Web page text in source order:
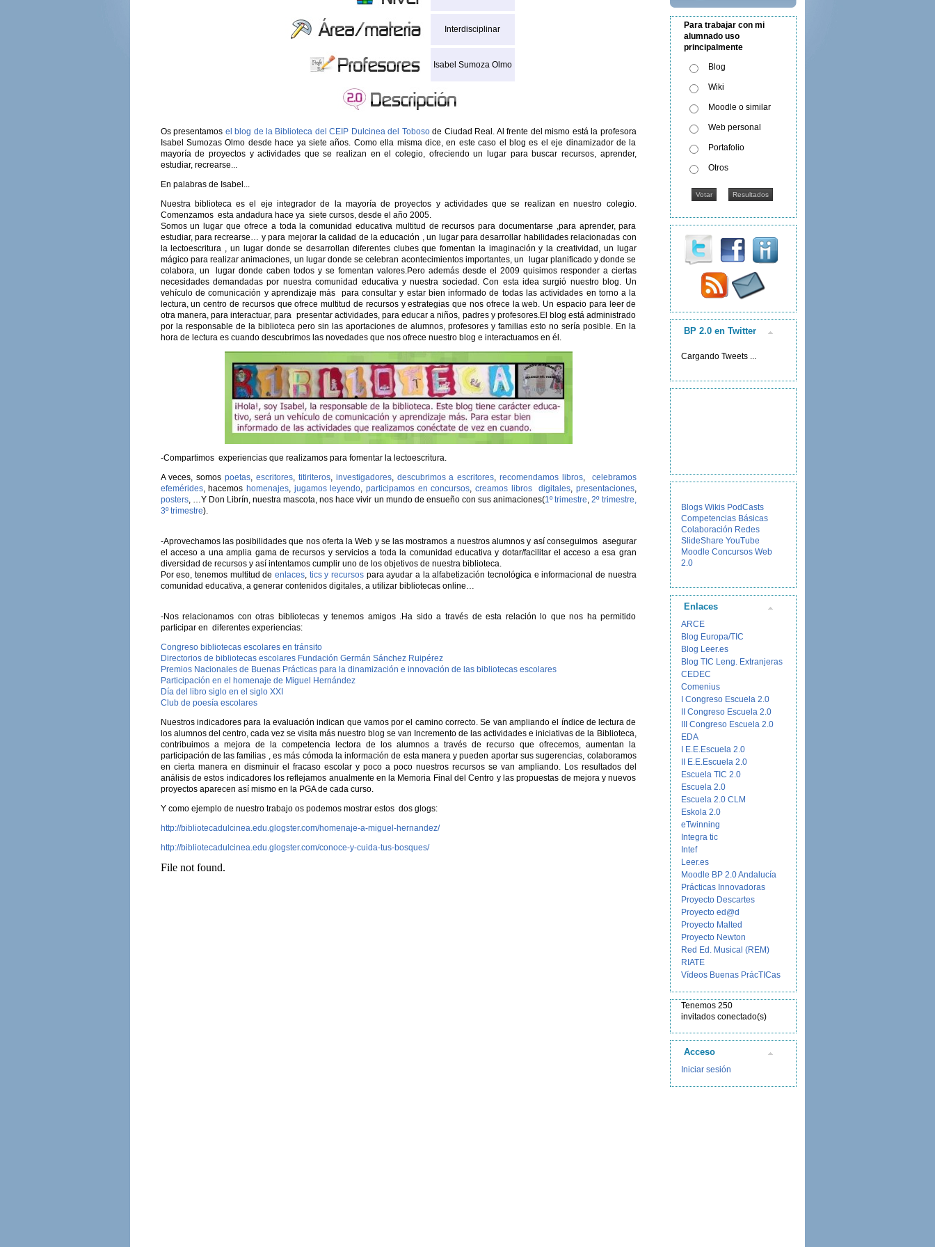
Interdisciplinar
Isabel Sumoza Olmo
Os presentamos el blog de la Biblioteca del CEIP Dulcinea del Tobosode Ciudad Real. Al frente del mismo está la profesora
Isabel Sumozas Olmo desde hace ya siete años. Como ella misma dice, en este caso el blog es el eje dinamizador de la
mayoría de proyectos y actividades que se realizan en el colegio, ofreciendo un lugar para buscar recursos, aprender,
estudiar, recrearse...
En palabras de Isabel...
Nuestra biblioteca es el eje integrador de la mayoría de proyectos y actividades que se realizan en nuestro colegio.
Comenzamos esta andadura hace ya siete cursos, desde el año 2005.
Somos un lugar que ofrece a toda la comunidad educativa multitud de recursos para documentarse ,para aprender, para
estudiar, para recrearse… y para mejorar la calidad de la educación , un lugar para desarrollar habilidades relacionadas con
la lectoescritura , un lugar donde se desarrollan diferentes clubes que fomentan la imaginación y la creatividad, un lugar
mágico para realizar animaciones, un lugar donde se celebran acontecimientos importantes, un lugar planificado y donde se
colabora, un lugar donde caben todos y se fomentan valores.Pero además desde el 2009 quisimos responder a ciertas
necesidades demandadas por nuestra comunidad educativa y nuestra sociedad. Con esta idea surgió nuestro blog. Un
vehículo de comunicación y aprendizaje más para consultar y estar bien informado de todas las actividades en torno a la
lectura, un centro de recursos que ofrece multitud de recursos y estrategias que nos ofrece la web. Un espacio para leer de
otra manera, para interactuar, para presentar actividades, para educar a niños, padres y profesores.El blog está administrado
por la responsable de la biblioteca pero sin las aportaciones de alumnos, profesores y familias esto no sería posible. En la
hora de lectura es cuando descubrimos las novedades que nos ofrece nuestro blog e interactuamos en él.
-Compartimos experiencias que realizamos para fomentar la lectoescritura.
A veces, somospoetas,escritores, titiriteros, investigadores, descubrimos a escritores,recomendamos libros, celebramos
efemérides, hacemos homenajes, jugamos leyendo, participamos en concursos, creamos libros digitales, presentaciones,
posters, …Y Don Librín, nuestra mascota, nos hace vivir un mundo de ensueño con sus animaciones(1º trimestre,2º trimestre,
3º trimestre).
-Aprovechamos las posibilidades que nos oferta la Web y se las mostramos a nuestros alumnos y así conseguimos asegurar
el acceso a una amplia gama de recursos y servicios a toda la comunidad educativa y dotar/facilitar el acceso a esa gran
diversidad de recursos y así intentamos cumplir uno de los objetivos de nuestra biblioteca.
Por eso, tenemos multitud de enlaces, tics y recursospara ayudar a la alfabetización tecnológica e informacional de nuestra
comunidad educativa, a generar contenidos digitales, a utilizar bibliotecas online…
-Nos relacionamos con otras bibliotecas y tenemos amigos .Ha sido a través de esta relación lo que nos ha permitido
participar en diferentes experiencias:
Congreso bibliotecas escolares en tránsito
Directorios de bibliotecas escolares Fundación Germán Sánchez Ruipérez
Premios Nacionales de Buenas Prácticas para la dinamización e innovación de las bibliotecas escolares
Participación en el homenaje de Miguel Hernández
Día del libro siglo en el siglo XXI
Club de poesía escolares
Nuestros indicadores para la evaluación indican que vamos por el camino correcto. Se van ampliando el índice de lectura de
los alumnos del centro, cada vez se visita más nuestro blog se van Incremento de las actividades e iniciativas de la Biblioteca,
contribuimos a mejora de la competencia lectora de los alumnos a través de recurso que ofrecemos, aumentan la
participación de las familias , es más cómoda la información de esta manera y pueden aportar sus sugerencias, colaboramos
en cierta manera en disminuir el fracaso escolar y poco a poco nuestros recursos se van ampliando. Los resultados del
análisis de estos indicadores los reflejamos anualmente en la Memoria Final del Centro y las propuestas de mejora y nuevos
proyectos aparecen así mismo en la PGA de cada curso.
Y como ejemplo de nuestro trabajo os podemos mostrar estos dos glogs:
http://bibliotecadulcinea.edu.glogster.com/homenaje-a-miguel-hernandez/
http://bibliotecadulcinea.edu.glogster.com/conoce-y-cuida-tus-bosques/
Para trabajar con mi
alumnado uso
principalmente
Blog
Wiki
Moodle o similar
Web personal
Portafolio
Otros
BP 2.0 en Twitter
Cargando Tweets ...
Blogs Wikis PodCasts
Competencias Básicas
Colaboración Redes
SlideShare YouTube
Moodle Concursos Web
2.0
Enlaces
ARCE
Blog Europa/TIC
Blog Leer.es
Blog TIC Leng. Extranjeras
CEDEC
Comenius
I Congreso Escuela 2.0
II Congreso Escuela 2.0
III Congreso Escuela 2.0
EDA
I E.E.Escuela 2.0
II E.E.Escuela 2.0
Escuela TIC 2.0
Escuela 2.0
Escuela 2.0 CLM
Eskola 2.0
eTwinning
Integra tic
Intef
Leer.es
Moodle BP 2.0 Andalucía
Prácticas Innovadoras
Proyecto Descartes
Proyecto ed@d
Proyecto Malted
Proyecto Newton
Red Ed. Musical (REM)
RIATE
Vídeos Buenas PrácTICas
Tenemos 250
invitados conectado(s)
Acceso
Iniciar sesión